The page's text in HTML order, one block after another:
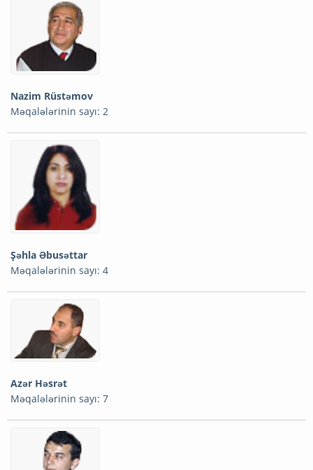
Nazim Rüstəmov
Məqalələrinin sayı: 2
Şəhla Əbusəttar
Məqalələrinin sayı: 4
Azər Həsrət
Məqalələrinin sayı: 7